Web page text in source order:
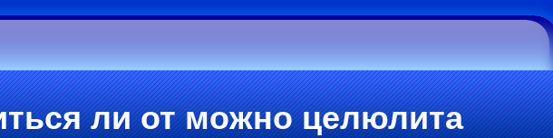
ли от можно целюлита